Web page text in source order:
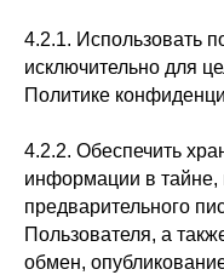
4.2.1. Использовать
исключительно для
Политике
4.2.2. Обеспечить
информации в тайне,
предварительного
Пользователя, а
обмен,